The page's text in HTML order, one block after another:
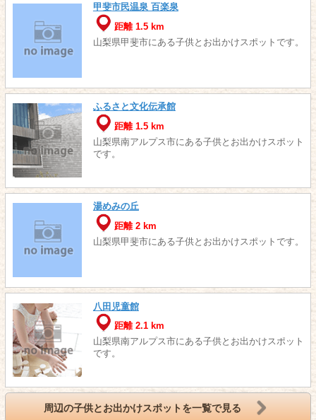
甲斐市民温泉 百楽泉
距離 1.5 km
山梨県甲斐市にある子供とお出かけスポットです。
ふるさと文化伝承館
距離 1.5 km
山梨県南アルプス市にある子供とお出かけスポット
です。
湯めみの丘
距離 2 km
山梨県甲斐市にある子供とお出かけスポットです。
八田児童館
距離 2.1 km
山梨県南アルプス市にある子供とお出かけスポット
です。
周辺の子供とお出かけスポットを一覧で見る